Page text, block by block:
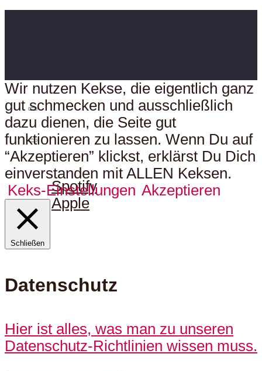
Hier kann man uns auch
hören:
Spotify
Apple
Wir nutzen Kekse, die eigentlich ganz
gut schmecken und ausschließlich
dazu dienen, die Seite gut
funktionieren zu lassen. Wenn Du auf
“Akzeptieren” klickst, erklärst Du Dich
einverstanden mit ALLEN Keksen.
Keks-Einstellungen Akzeptieren
Schließen
Datenschutz
Hier ist alles, was man zu unseren
Datenschutz-Richtlinien wissen muss.